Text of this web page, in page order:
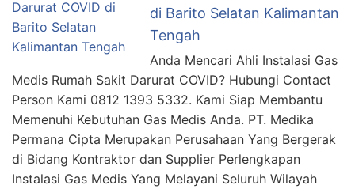
di Barito Selatan Kalimantan
Tengah
Anda Mencari Ahli Instalasi Gas
Medis Rumah Sakit Darurat COVID? Hubungi Contact
Person Kami 0812 1393 5332. Kami Siap Membantu
Memenuhi Kebutuhan Gas Medis Anda. PT. Medika
Permana Cipta Merupakan Perusahaan Yang Bergerak
di Bidang Kontraktor dan Supplier Perlengkapan
Instalasi Gas Medis Yang Melayani Seluruh Wilayah